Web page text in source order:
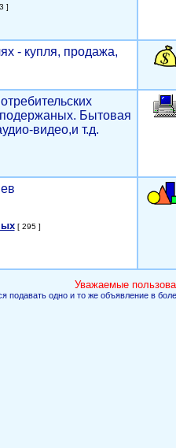
]
- купля, продажа,
Бытовая
видео,и т.д.
[ 295 ]
Уважаемые
подавать одно и то же объявление в